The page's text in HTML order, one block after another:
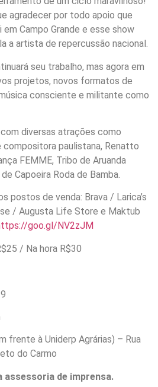
agradecer por todo apoio que
Campo Grande e esse show
a artista de repercussão nacional.
seu trabalho, mas agora em
projetos, novos formatos de
consciente e militante como
diversas atrações como
compositora paulistana, Renatto
FEMME, Tribo de Aruanda
Capoeira Roda de Bamba.
postos de venda: Brava / Larica’s
/ Augusta Life Store e Maktub
goo.gl/NV2zJM
/ Na hora R$30
frente à Uniderp Agrárias) – Rua
do Carmo
de imprensa.